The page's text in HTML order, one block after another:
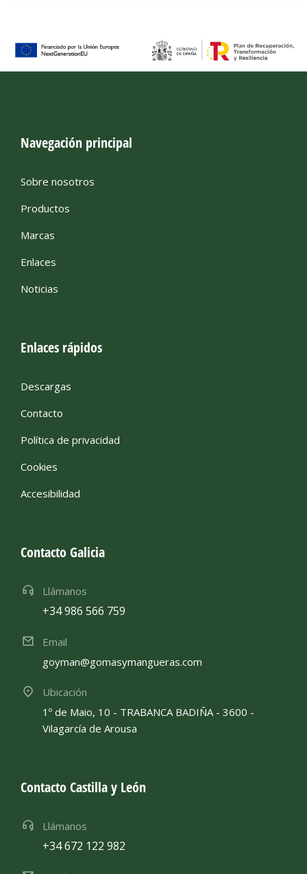
Navegación principal
Sobre nosotros
Productos
Marcas
Enlaces
Noticias
Enlaces rápidos
Descargas
Contacto
Política de privacidad
Cookies
Accesibilidad
Contacto Galicia
Llámanos
+34 986 566 759
Email
goyman@gomasymangueras.com
Ubicación
1º de Maio, 10 - TRABANCA BADIÑA - 3600 -
Vilagarcía de Arousa
Contacto Castilla y León
Llámanos
+34 672 122 982